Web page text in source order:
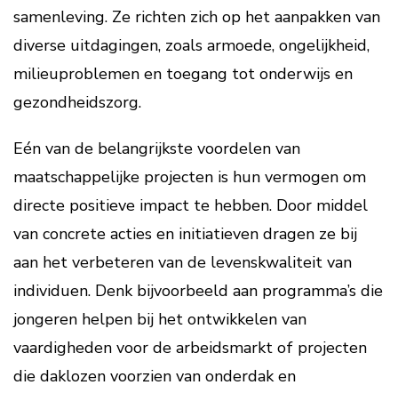
samenleving. Ze richten zich op het aanpakken van
diverse uitdagingen, zoals armoede, ongelijkheid,
milieuproblemen en toegang tot onderwijs en
gezondheidszorg.
Eén van de belangrijkste voordelen van
maatschappelijke projecten is hun vermogen om
directe positieve impact te hebben. Door middel
van concrete acties en initiatieven dragen ze bij
aan het verbeteren van de levenskwaliteit van
individuen. Denk bijvoorbeeld aan programma’s die
jongeren helpen bij het ontwikkelen van
vaardigheden voor de arbeidsmarkt of projecten
die daklozen voorzien van onderdak en